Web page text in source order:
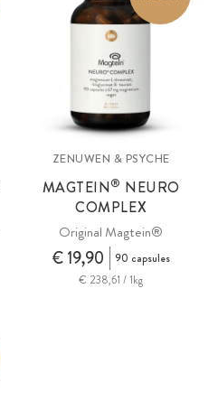
ZENUWEN & PSYCHE
MAGTEIN® NEURO
COMPLEX
Original Magtein®
€ 19,90
90 capsules
€ 238,61 / 1kg